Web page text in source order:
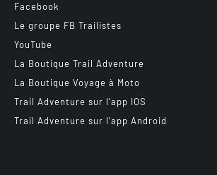
Facebook
Le groupe FB Trailistes
YouTube
La Boutique Trail Adventure
La Boutique Voyage à Moto
Trail Adventure sur l’app IOS
Trail Adventure sur l’app Android